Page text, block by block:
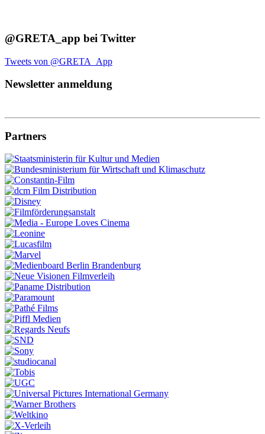
@GRETA_app bei Twitter
Tweets von @GRETA_App
Newsletter anmeldung
Partners